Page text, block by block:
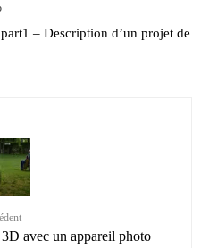
– Description d’un projet de
avec un appareil photo